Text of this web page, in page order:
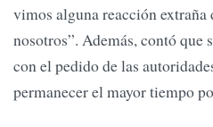
vimos alguna reacción extraña
nosotros”. Además, contó
con el pedido de las
permanecer el mayor tiempo